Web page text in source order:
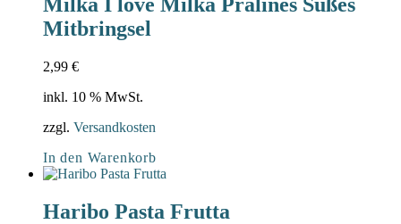
Mitbringsel
2,99 €
inkl. 10 % MwSt.
zzgl. Versandkosten
In den Warenkorb
Haribo Pasta Frutta